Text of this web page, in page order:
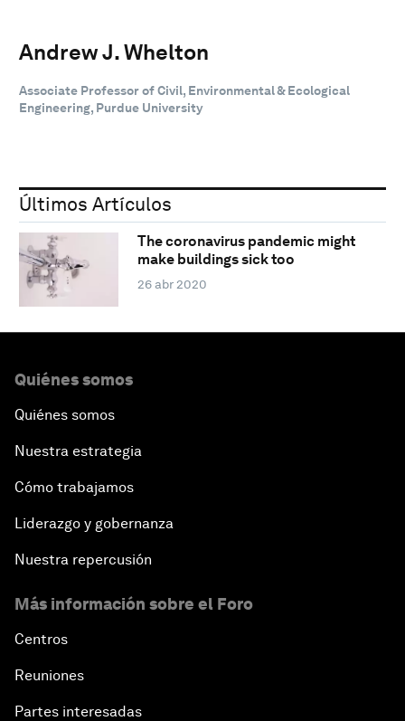
Andrew J. Whelton
Associate Professor of Civil, Environmental & Ecological
Engineering, Purdue University
Últimos Artículos
The coronavirus pandemic might
make buildings sick too
26 abr 2020
Quiénes somos
Quiénes somos
Nuestra estrategia
Cómo trabajamos
Liderazgo y gobernanza
Nuestra repercusión
Más información sobre el Foro
Centros
Reuniones
Partes interesadas